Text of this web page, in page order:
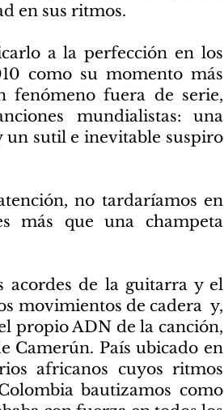
en sus ritmos.
a la perfección en los
como su momento más
fuera de serie,
mundialistas: una
un sutil e inevitable suspiro
no tardaríamos en
más que una champeta
acordes de la guitarra y el
movimientos de cadera y,
propio ADN de la canción,
Camerún. País ubicado en
africanos cuyos ritmos
bautizamos como